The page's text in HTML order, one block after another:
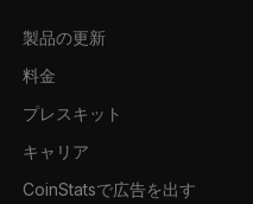
製品の更新
料金
プレスキット
キャリア
CoinStatsで広告を出す